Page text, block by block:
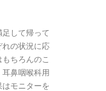
して帰って
れの状況に応
ちろんのこ
鼻咽喉科用
モニターを